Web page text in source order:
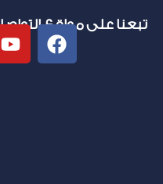
تبعنا على مواقع